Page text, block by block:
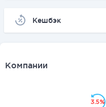
Kешбэк
Компании
3.5%